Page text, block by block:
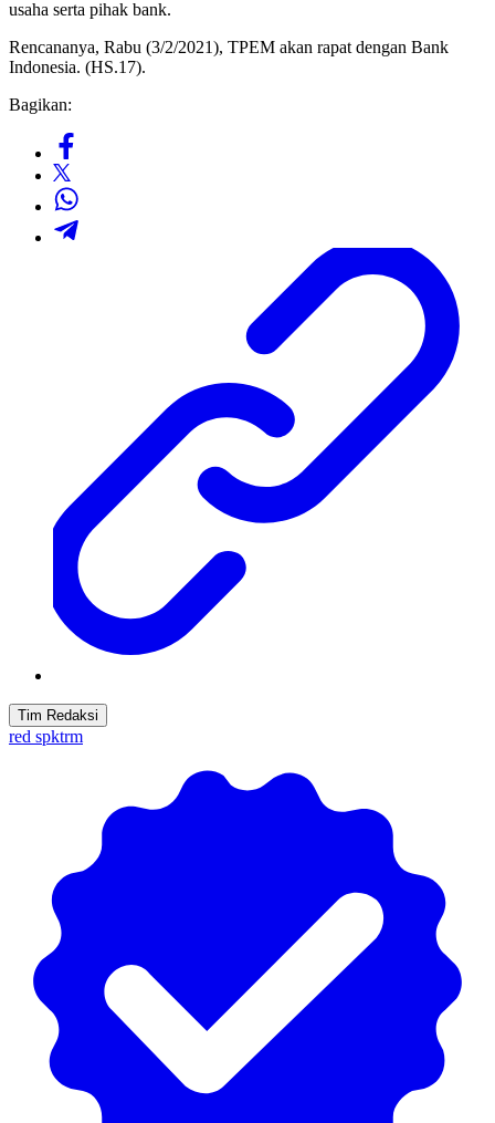
usaha serta pihak bank.
Rencananya, Rabu (3/2/2021), TPEM akan rapat dengan Bank
Indonesia. (HS.17).
Bagikan:
Tim Redaksi
red spktrm